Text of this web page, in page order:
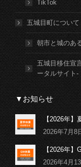
TikTok
五城目町について
朝市と城のあ
五城目移住宣
ータルサイト-
▼お知らせ
【2026年】
2026年7月8
【2026年】
2026年4月